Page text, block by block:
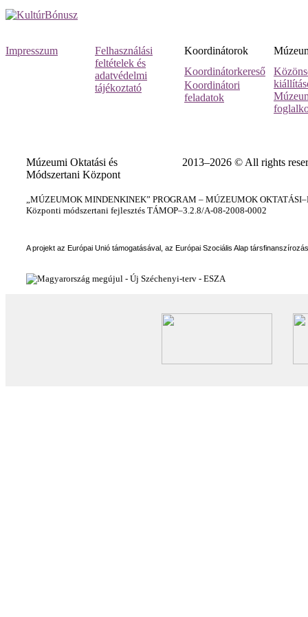
Impresszum
Felhasználási
feltételek és
adatvédelmi
tájékoztató
Koordinátorok
Koordinátorkereső
Koordinátori
feladatok
Múzeumi Oktatási és
Módszertani Központ
2013–2026 © All rights
„MÚZEUMOK MINDENKINEK” PROGRAM – MÚZEUMOK
Központi módszertani fejlesztés TÁMOP–3.2.8/A-08-2008-0002
A projekt az Európai Unió támogatásával, az Európai Szociális Alap